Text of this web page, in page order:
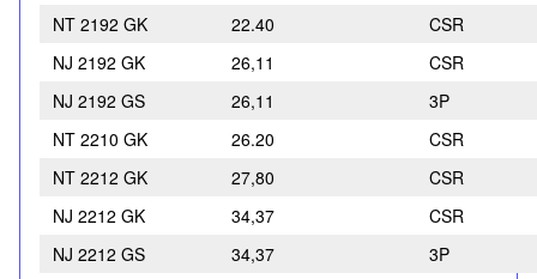
NT 2192 GK
22.40
CSR
NJ 2192 GK
26,11
CSR
NJ 2192 GS
26,11
3P
NT 2210 GK
26.20
CSR
NT 2212 GK
27,80
CSR
NJ 2212 GK
34,37
CSR
NJ 2212 GS
34,37 3P